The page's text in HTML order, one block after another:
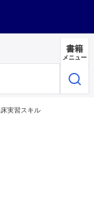
書籍
メニュー
実習スキル